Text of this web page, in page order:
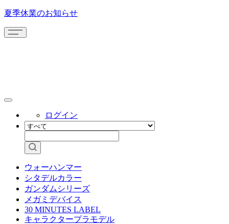
夏季休業のお知らせ
ログイン
ウォーハンマー
シタデルカラー
ガンダムシリーズ
メガミデバイス
30 MINUTES LABEL
キャラクタープラモデル